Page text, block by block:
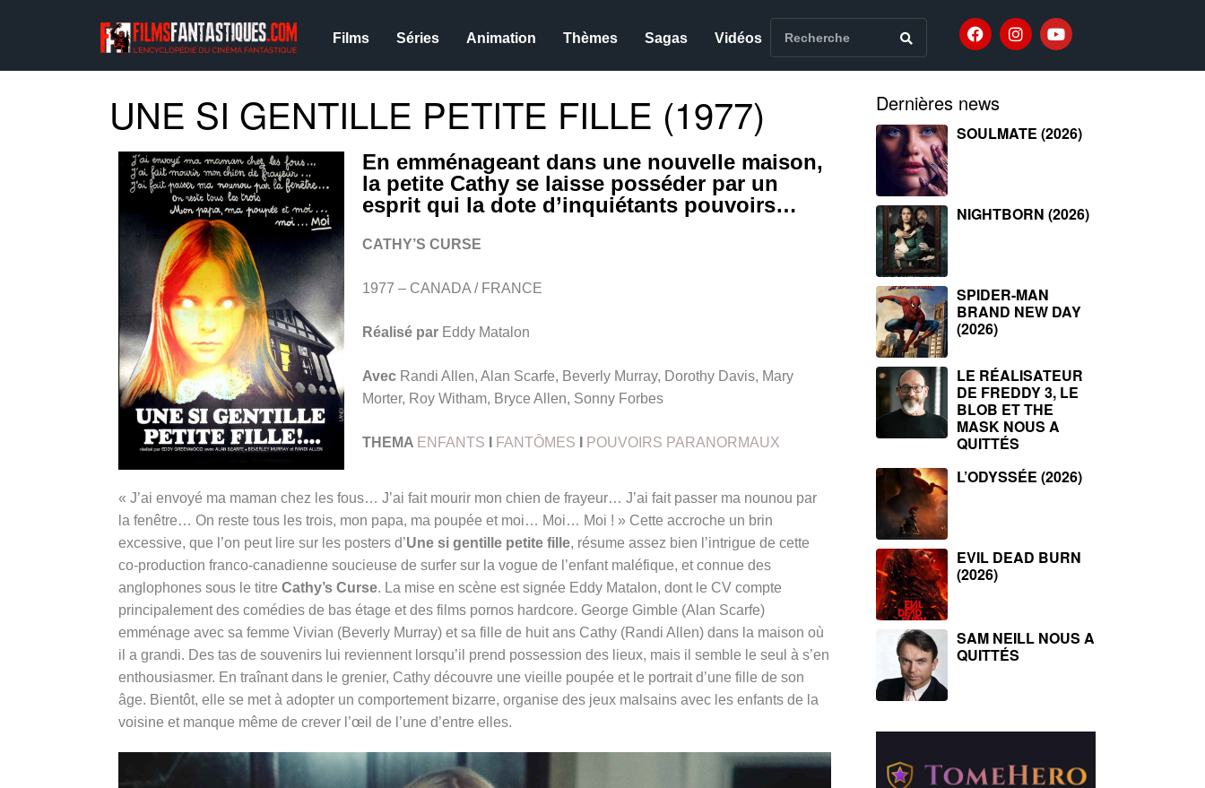
Films Séries Animation Thèmes Sagas Vidéos
UNE SI GENTILLE PETITE FILLE (1977)
En emménageant dans une nouvelle maison,
la petite Cathy se laisse posséder par un
esprit qui la dote d’inquiétants pouvoirs…
CATHY’S CURSE
1977 – CANADA / FRANCE
Réalisé par Eddy Matalon
Avec Randi Allen, Alan Scarfe, Beverly Murray, Dorothy Davis, Mary
Morter, Roy Witham, Bryce Allen, Sonny Forbes
THEMA ENFANTS FANTÔMES POUVOIRS PARANORMAUX
« J’ai envoyé ma maman chez les fous… J’ai fait mourir mon chien de frayeur… J’ai fait passer ma nounou par
la fenêtre… On reste tous les trois, mon papa, ma poupée et moi… Moi… Moi ! » Cette accroche un brin
excessive, que l’on peut lire sur les posters d’Une si gentille petite fille, résume assez bien l’intrigue de cette
co-production franco-canadienne soucieuse de surfer sur la vogue de l’enfant maléfique, et connue des
anglophones sous le titre Cathy’s Curse. La mise en scène est signée Eddy Matalon, dont le CV compte
principalement des comédies de bas étage et des films pornos hardcore. George Gimble (Alan Scarfe)
emménage avec sa femme Vivian (Beverly Murray) et sa fille de huit ans Cathy (Randi Allen) dans la maison où
il a grandi. Des tas de souvenirs lui reviennent lorsqu’il prend possession des lieux, mais il semble le seul à s’en
enthousiasmer. En traînant dans le grenier, Cathy découvre une vieille poupée et le portrait d’une fille de son
âge. Bientôt, elle se met à adopter un comportement bizarre, organise des jeux malsains avec les enfants de la
voisine et manque même de crever l’œil de l’une d’entre elles.
Dernières news
SOULMATE (2026)
NIGHTBORN (2026)
SPIDER-MAN
BRAND NEW DAY
(2026)
LE RÉALISATEUR
DE FREDDY 3, LE
BLOB ET THE
MASK NOUS A
QUITTÉS
L’ODYSSÉE (2026)
EVIL DEAD BURN
(2026)
SAM NEILL NOUS A
QUITTÉS